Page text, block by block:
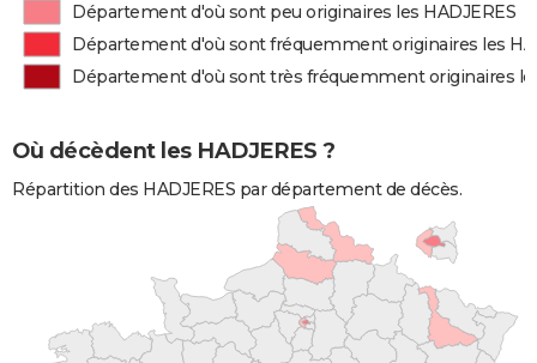
Département d'où sont peu originaires les HADJERES
Département d'où sont fréquemment originaires les
Département d'où sont très fréquemment originaires
Où décèdent les HADJERES ?
Répartition des HADJERES par département de décès.